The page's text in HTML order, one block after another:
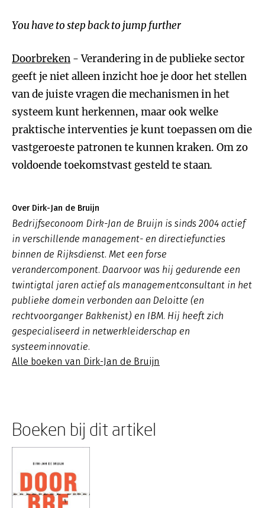
You have to step back to jump further
Doorbreken - Verandering in de publieke sector
geeft je niet alleen inzicht hoe je door het stellen
van de juiste vragen die mechanismen in het
systeem kunt herkennen, maar ook welke
praktische interventies je kunt toepassen om die
vastgeroeste patronen te kunnen kraken. Om zo
voldoende toekomstvast gesteld te staan.
Over Dirk-Jan de Bruijn
Bedrijfseconoom Dirk-Jan de Bruijn is sinds 2004 actief
in verschillende management- en directiefuncties
binnen de Rijksdienst. Met een forse
verandercomponent. Daarvoor was hij gedurende een
twintigtal jaren actief als managementconsultant in het
publieke domein verbonden aan Deloitte (en
rechtvoorganger Bakkenist) en IBM. Hij heeft zich
gespecialiseerd in netwerkleiderschap en
systeeminnovatie.
Alle boeken van Dirk-Jan de Bruijn
Boeken bij dit artikel